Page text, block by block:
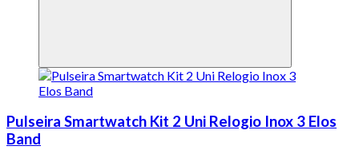
Pulseira Smartwatch Kit 2 Uni Relogio Inox 3 Elos
Band